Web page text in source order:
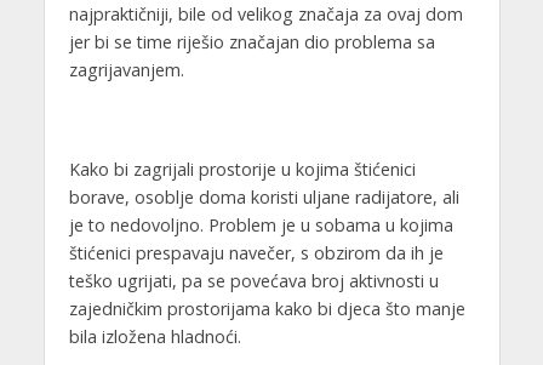
najpraktičniji, bile od velikog značaja za ovaj dom
jer bi se time riješio značajan dio problema sa
zagrijavanjem.
Kako bi zagrijali prostorije u kojima štićenici
borave, osoblje doma koristi uljane radijatore, ali
je to nedovoljno. Problem je u sobama u kojima
štićenici prespavaju navečer, s obzirom da ih je
teško ugrijati, pa se povećava broj aktivnosti u
zajedničkim prostorijama kako bi djeca što manje
bila izložena hladnoći.